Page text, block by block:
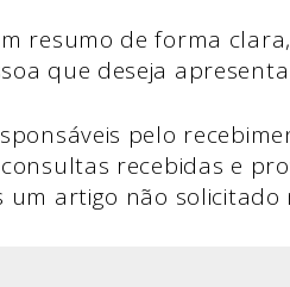
resumo de forma
que deseja
pelo
recebidas e
um artigo não solicitado